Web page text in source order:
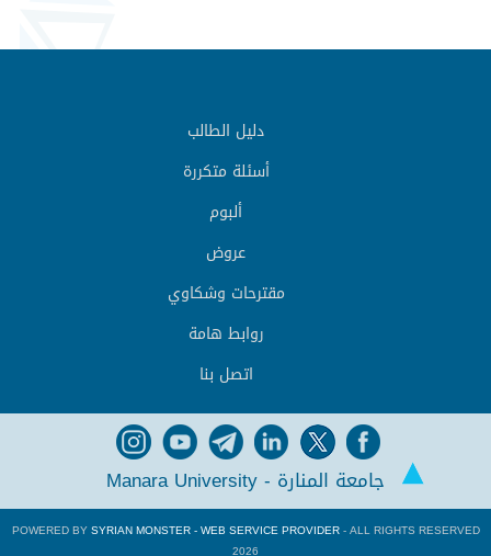
دليل الطالب
أسئلة متكررة
ألبوم
عروض
مقترحات وشكاوي
روابط هامة
اتصل بنا
جامعة المنارة - Manara University
POWERED BYSYRIAN MONSTER - WEB SERVICE PROVIDER- ALL RIGHTS RESERVED
2026